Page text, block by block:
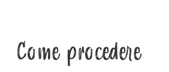
Come procedere